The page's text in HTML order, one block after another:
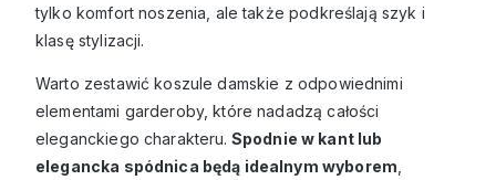
tylko komfort noszenia, ale także podkreślają szyk i
klasę stylizacji.
Warto zestawićkoszule damskie z odpowiednimi
elementami garderoby, które nadadzą całości
eleganckiego charakteru. Spodnie w kant lub
elegancka spódnica będą idealnym wyborem